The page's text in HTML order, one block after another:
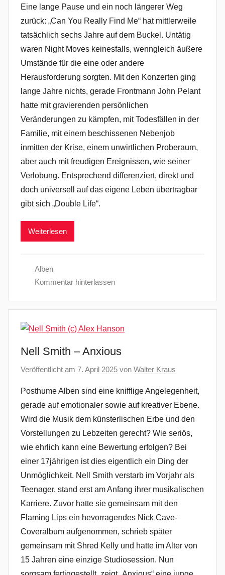
Eine lange Pause und ein noch längerer Weg
zurück: „Can You Really Find Me“ hat mittlerweile
tatsächlich sechs Jahre auf dem Buckel. Untätig
waren Night Moves keinesfalls, wenngleich äußere
Umstände für die eine oder andere
Herausforderung sorgten. Mit den Konzerten ging
lange Jahre nichts, gerade Frontmann John Pelant
hatte mit gravierenden persönlichen
Veränderungen zu kämpfen, mit Todesfällen in der
Familie, mit einem beschissenen Nebenjob
inmitten der Krise, einem unwirtlichen Proberaum,
aber auch mit freudigen Ereignissen, wie seiner
Verlobung. Entsprechend differenziert, direkt und
doch universell auf das eigene Leben übertragbar
gibt sich „Double Life“.
Weiterlesen
Alben
Kommentar hinterlassen
Nell Smith – Anxious
Veröffentlicht am 7. April 2025 von Walter Kraus
Posthume Alben sind eine knifflige Angelegenheit,
gerade auf emotionaler sowie auf kreativer Ebene.
Wird die Musik dem künsterlischen Erbe und den
Vorstellungen zu Lebzeiten gerecht? Wie seriös,
wie ehrlich kann eine Bewertung erfolgen? Bei
einer 17jährigen ist dies eigentlich ein Ding der
Unmöglichkeit. Nell Smith verstarb im Vorjahr als
Teenager, stand erst am Anfang ihrer musikalischen
Karriere. Zuvor hatte sie gemeinsam mit den
Flaming Lips ein hevorragendes Nick Cave-
Coveralbum aufgenommen, schrieb später
gemeinsam mit Shred Kelly und hatte im Alter von
15 Jahren eine einzige Studiosession. Nun